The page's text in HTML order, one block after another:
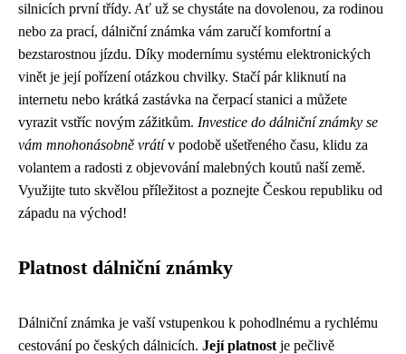
silnicích první třídy. Ať už se chystáte na dovolenou, za rodinou
nebo za prací, dálniční známka vám zaručí komfortní a
bezstarostnou jízdu. Díky modernímu systému elektronických
vinět je její pořízení otázkou chvilky. Stačí pár kliknutí na
internetu nebo krátká zastávka na čerpací stanici a můžete
vyrazit vstříc novým zážitkům. Investice do dálniční známky se
vám mnohonásobně vrátív podobě ušetřeného času, klidu za
volantem a radosti z objevování malebných koutů naší země.
Využijte tuto skvělou příležitost a poznejte Českou republiku od
západu na východ!
Platnost dálniční známky
Dálniční známka je vaší vstupenkou k pohodlnému a rychlému
cestování po českých dálnicích. Její platnost je pečlivě